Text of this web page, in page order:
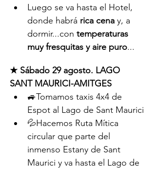
Luego se va hasta el Hotel,
donde habrá rica cena y, a
dormir...con temperaturas
muy fresquitas y aire puro...
★ Sábado 29 agosto. LAGO
SANT MAURICI-AMITGES
🚙Tomamos taxis 4x4 de
Espot al Lago de Sant Maurici
💦Hacemos Ruta Mítica
circular que parte del
inmenso Estany de Sant
Maurici y va hasta el Lago de